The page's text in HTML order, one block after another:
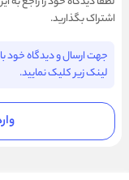
اشتراک بگذارید.
جهت ارسال و دیدگاه خود
لینک زیر کلیک نمایید.